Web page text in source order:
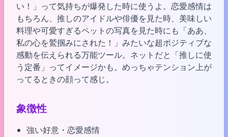
い！」って気持ちが爆発した時に使うよ。恋愛感情は
もちろん、推しのアイドルや俳優を見た時、美味しい
料理や可愛すぎるペットの写真を見た時にも「ああ、
私の心を鷲掴みにされた！」みたいな超ポジティブな
感動を伝えられる万能ツール。ネットだと「推しに使
う定番」ってイメージかも。めっちゃテンション上が
ってるときの顔って感じ。
象徴性
強い好意・恋愛感情